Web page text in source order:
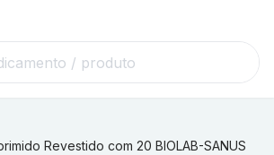
Revestido com 20 BIOLAB-SANUS